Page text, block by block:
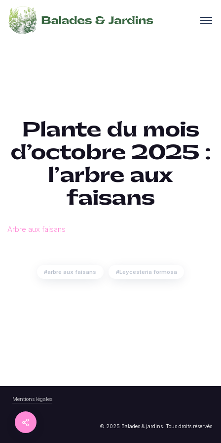
Plante du mois
d’octobre 2025 :
l’arbre aux
faisans
Arbre aux faisans
arbre aux faisans Leycesteria formosa
Mentions légales
© 2025 Balades & jardins. Tous droits réservés.